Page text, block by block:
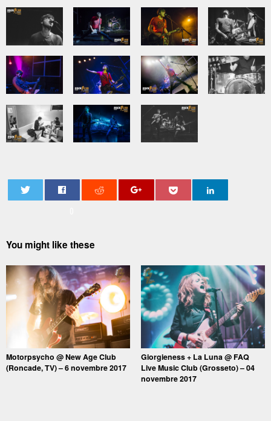
You might like these
Motorpsycho @ New Age Club
(Roncade, TV) – 6 novembre 2017
Giorgieness + La Luna @ FAQ
Live Music Club (Grosseto) – 04
novembre 2017